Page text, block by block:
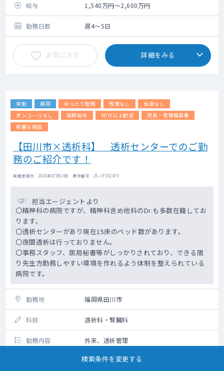
◇訪問診療の立ち上げにお力添え頂ける先生
を探しております。
◇訪問件数や居宅・施設の内訳などは未定で
す。
◇管理者としてご勤務頂ける方もしくは勤務
医としてご勤務頂ける方の両方を探しており
ます。
給与 1,540万円～2,600万円
勤務日数 週4～5日
お気に入り 詳細をみる
常勤 病院 ゆったり勤務 残業なし
当直なし
オンコールなし
高額給与 60代以上歓迎
院長・管理職募集
綺麗な施設
【田川市×透析科】 透析センターでのご勤
務のご紹介です！
掲載更新日 : 2026年07月14日 案件番号 : 25-JF302479
担当エージェントより
〇精神科の病院ですが、精神科含め他科のDr.も多数在籍してお
ります。
〇透析センターがあり現在15床のベッド数があります。
〇夜間透析は行っておりません。
〇事務スタッフ、医局秘書等がしっかりされており、できる限
り先生方勤務しやすい環境を作れるよう体制を整えられている
病院です。
勤務地 福岡県田川市
科目 透析科・腎臓科
勤務内容 外来、透析管理
透析患者数６０名程度（入院・外来でほぼ
検索条件を変更する